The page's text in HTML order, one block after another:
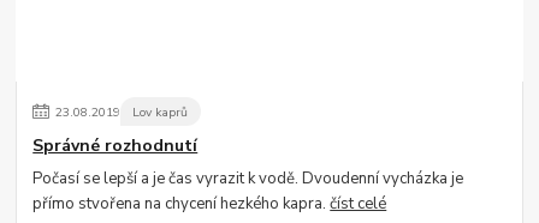
23.08.2019 Lov kaprů
Správné rozhodnutí
Počasí se lepší a je čas vyrazit k vodě. Dvoudenní vycházka je
přímo stvořena na chycení hezkého kapra.číst celé